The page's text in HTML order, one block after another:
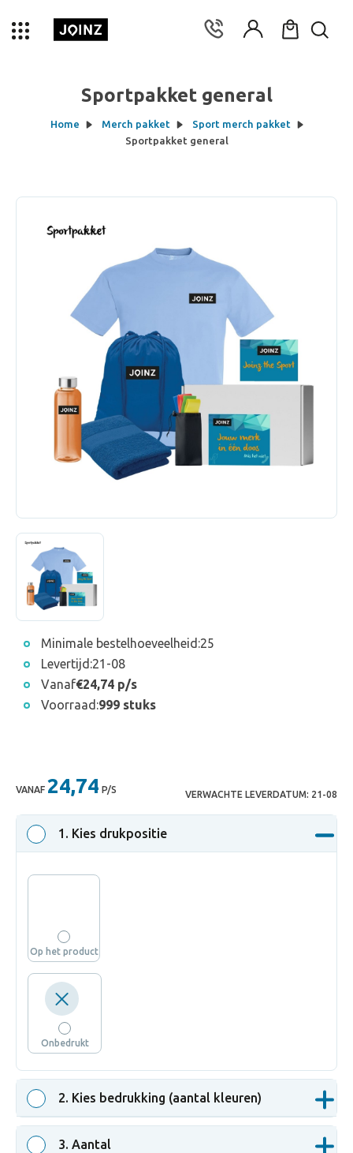
Sportpakket general
Home Merch pakket
Sport merch pakket
Sportpakket general
Minimale bestelhoeveelheid:25
Levertijd:21-08
Vanaf€24,74 p/s
Voorraad:999 stuks
VANAF 24,74 P/S VERWACHTE LEVERDATUM: 21-08
1 . Kies drukpositie
Op het product
Onbedrukt
2. Kies bedrukking (aantal kleuren)
3. Aantal